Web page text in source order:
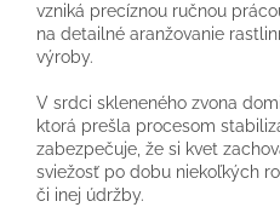
vzniká precíznou ručnou
na detailné aranžovanie
výroby.
V srdci skleneného zvona
ktorá prešla procesom
zabezpečuje, že si kvet
sviežosť po dobu niekoľkých
či inej údržby.